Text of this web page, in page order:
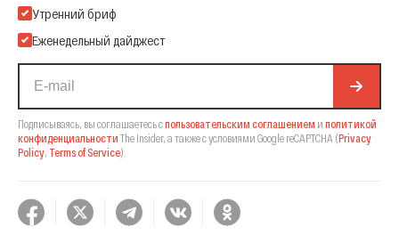
Подпишитесь на нашу Email-рассылку
Утренний бриф
Еженедельный дайджест
Подписываясь, вы соглашаетесь спользовательским соглашением и политикой
конфиденциальности The Insider, а также с условиями Google reCAPTCHA (Privacy
Policy, Terms of Service).